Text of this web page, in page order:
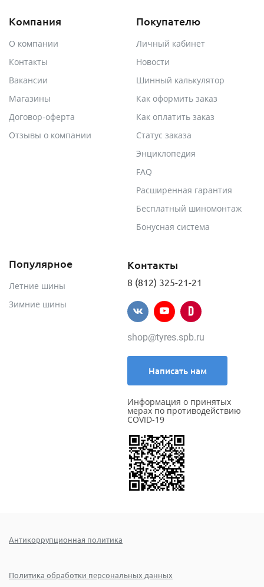
Компания
О компании
Контакты
Вакансии
Магазины
Договор-оферта
Отзывы о компании
Покупателю
Личный кабинет
Новости
Шинный калькулятор
Как оформить заказ
Как оплатить заказ
Статус заказа
Энциклопедия
FAQ
Расширенная гарантия
Бесплатный шиномонтаж
Бонусная система
Популярное
Летние шины
Зимние шины
Контакты
8 (812) 325-21-21
shop@tyres.spb.ru
Написать нам
Информация о принятых
мерах по противодействию
COVID-19
Антикоррупционная политика
Политика обработки персональных данных